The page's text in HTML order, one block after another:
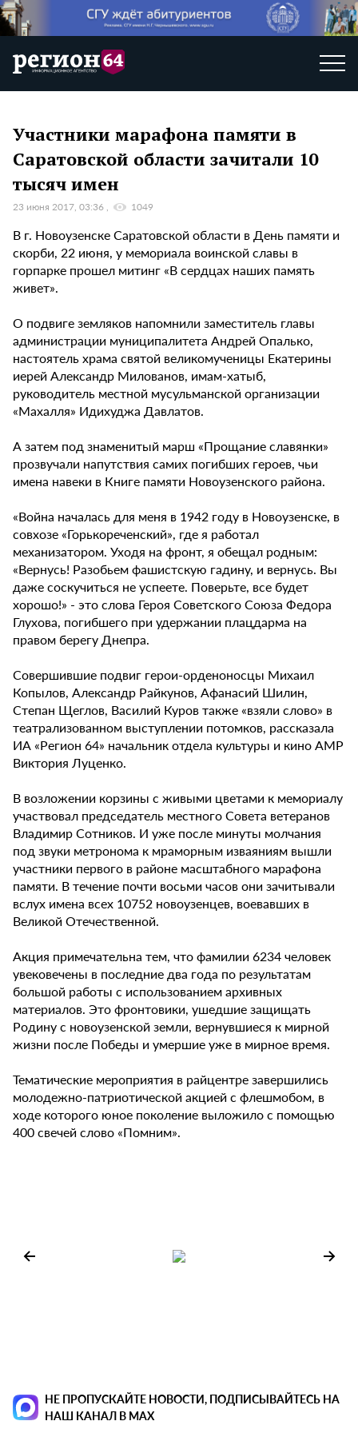
Участники марафона памяти в
Саратовской области зачитали 10
тысяч имен
23 июня 2017, 03:36 1049
В г. Новоузенске Саратовской области в День памяти и
скорби, 22 июня, у мемориала воинской славы в
горпарке прошел митинг «В сердцах наших память
живет».
О подвиге земляков напомнили заместитель главы
администрации муниципалитета Андрей Опалько,
настоятель храма святой великомученицы Екатерины
иерей Александр Милованов, имам-хатыб,
руководитель местной мусульманской организации
«Махалля» Идихуджа Давлатов.
А затем под знаменитый марш «Прощание славянки»
прозвучали напутствия самих погибших героев, чьи
имена навеки в Книге памяти Новоузенского района.
«Война началась для меня в 1942 году в Новоузенске, в
совхозе «Горькореченский», где я работал
механизатором. Уходя на фронт, я обещал родным:
«Вернусь! Разобьем фашистскую гадину, и вернусь. Вы
даже соскучиться не успеете. Поверьте, все будет
хорошо!» - это слова Героя Советского Союза Федора
Глухова, погибшего при удержании плацдарма на
правом берегу Днепра.
Совершившие подвиг герои-орденоносцы Михаил
Копылов, Александр Райкунов, Афанасий Шилин,
Степан Щеглов, Василий Куров также «взяли слово» в
театрализованном выступлении потомков, рассказала
ИА «Регион 64» начальник отдела культуры и кино АМР
Виктория Луценко.
В возложении корзины с живыми цветами к мемориалу
участвовал председатель местного Совета ветеранов
Владимир Сотников. И уже после минуты молчания
под звуки метронома к мраморным изваяниям вышли
участники первого в районе масштабного марафона
памяти. В течение почти восьми часов они зачитывали
вслух имена всех 10752 новоузенцев, воевавших в
Великой Отечественной.
Акция примечательна тем, что фамилии 6234 человек
увековечены в последние два года по результатам
большой работы с использованием архивных
материалов. Это фронтовики, ушедшие защищать
Родину с новоузенской земли, вернувшиеся к мирной
жизни после Победы и умершие уже в мирное время.
Тематические мероприятия в райцентре завершились
молодежно-патриотической акцией с флешмобом, в
ходе которого юное поколение выложило с помощью
400 свечей слово «Помним».
НЕ ПРОПУСКАЙТЕ НОВОСТИ, ПОДПИСЫВАЙТЕСЬ НА
НАШ КАНАЛ В MAX